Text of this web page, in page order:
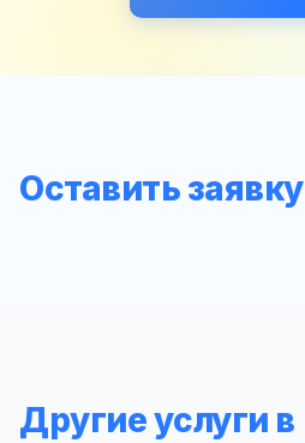
Оставить заявку
Другие услуги в